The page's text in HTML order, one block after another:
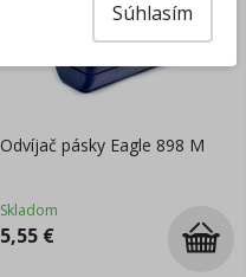
Odvíjač pásky Eagle 898 M
Skladom
5,55 €
Súhlasím